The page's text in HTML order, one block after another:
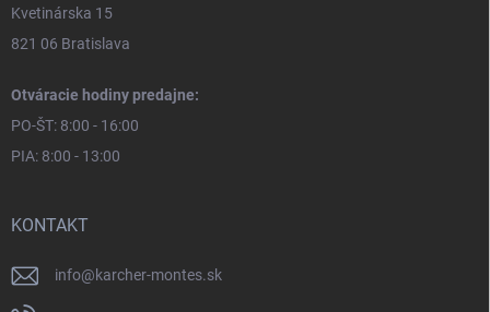
Kvetinárska 15
821 06 Bratislava
Otváracie hodiny predajne:
PO-ŠT: 8:00 - 16:00
PIA: 8:00 - 13:00
KONTAKT
info@karcher-montes.sk